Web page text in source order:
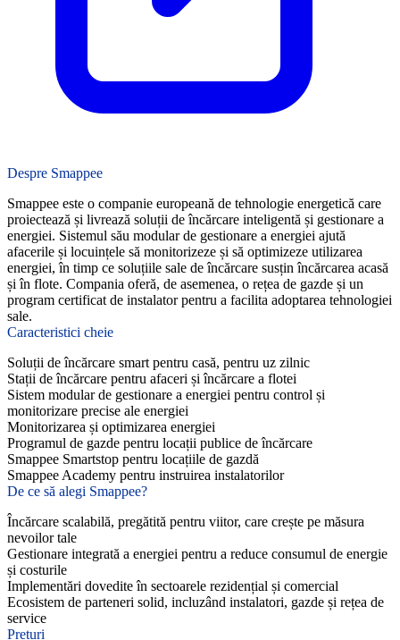
Despre Smappee
Smappee este o companie europeană de tehnologie energetică care
proiectează și livrează soluții de încărcare inteligentă și gestionare a
energiei. Sistemul său modular de gestionare a energiei ajută
afacerile și locuințele să monitorizeze și să optimizeze utilizarea
energiei, în timp ce soluțiile sale de încărcare susțin încărcarea acasă
și în flote. Compania oferă, de asemenea, o rețea de gazde și un
program certificat de instalator pentru a facilita adoptarea tehnologiei
sale.
Caracteristici cheie
Soluții de încărcare smart pentru casă, pentru uz zilnic
Stații de încărcare pentru afaceri și încărcare a flotei
Sistem modular de gestionare a energiei pentru control și
monitorizare precise ale energiei
Monitorizarea și optimizarea energiei
Programul de gazde pentru locații publice de încărcare
Smappee Smartstop pentru locațiile de gazdă
Smappee Academy pentru instruirea instalatorilor
De ce să alegi Smappee?
Încărcare scalabilă, pregătită pentru viitor, care crește pe măsura
nevoilor tale
Gestionare integrată a energiei pentru a reduce consumul de energie
și costurile
Implementări dovedite în sectoarele rezidențial și comercial
Ecosistem de parteneri solid, incluzând instalatori, gazde și rețea de
service
Prețuri